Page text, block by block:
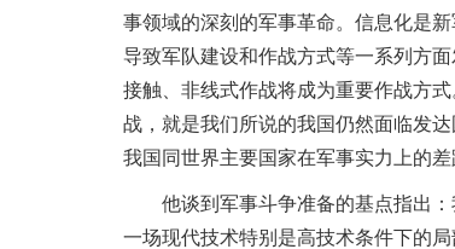
事领域的深刻的军事革命。信息化是
导致军队建设和作战方式等一系列方
接触、非线式作战将成为重要作战方
战，就是我们所说的我国仍然面临发
我国同世界主要国家在军事实力上的
他谈到军事斗争准备的基点指出：
一场现代技术特别是高技术条件下的